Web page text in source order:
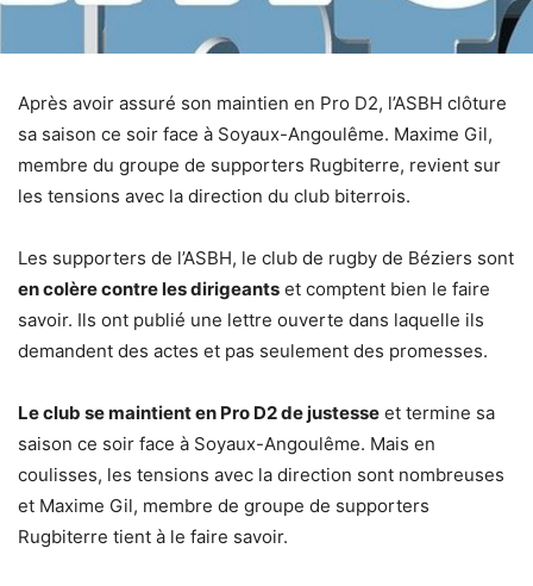
Après avoir assuré son maintien en Pro D2, l’ASBH clôture
sa saison ce soir face à Soyaux-Angoulême. Maxime Gil,
membre du groupe de supporters Rugbiterre, revient sur
les tensions avec la direction du club biterrois.
Les supporters de l’ASBH, le club de rugby de Béziers sont
en colère contre les dirigeants et comptent bien le faire
savoir. Ils ont publié une lettre ouverte dans laquelle ils
demandent des actes et pas seulement des promesses.
Le club se maintient en Pro D2 de justesse et termine sa
saison ce soir face à Soyaux-Angoulême. Mais en
coulisses, les tensions avec la direction sont nombreuses
et Maxime Gil, membre de groupe de supporters
Rugbiterre tient à le faire savoir.